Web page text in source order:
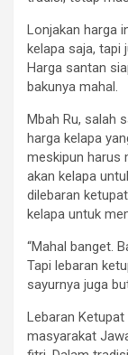
Lonjakan harga
kelapa saja, tapi
Harga santan
bakunya mahal.
Mbah Ru, salah
harga kelapa
meskipun harus
akan kelapa
dilebaran
kelapa untuk
“Mahal banget.
Tapi lebaran
sayurnya juga
Lebaran Ketupat
masyarakat